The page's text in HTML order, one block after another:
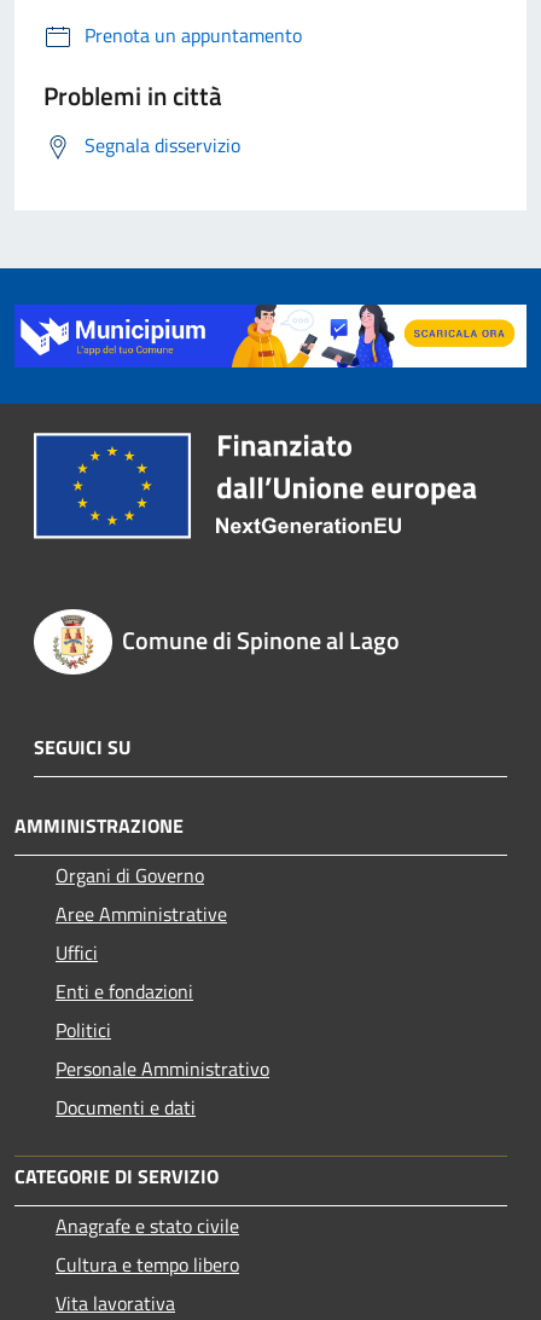
Prenota un appuntamento
Problemi in città
Segnala disservizio
Comune di Spinone al Lago
SEGUICI SU
AMMINISTRAZIONE
Organi di Governo
Aree Amministrative
Uffici
Enti e fondazioni
Politici
Personale Amministrativo
Documenti e dati
CATEGORIE DI SERVIZIO
Anagrafe e stato civile
Cultura e tempo libero
Vita lavorativa